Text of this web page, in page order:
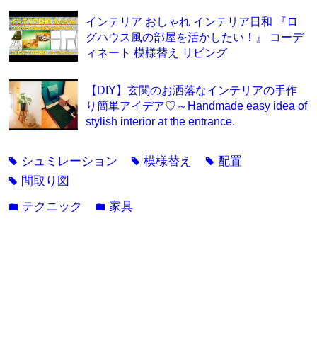
インテリア おしゃれ インテリア日和 『ロ
グハウス風の部屋を活かしたい！』 コーデ
ィネート 模様替え リビング
【DIY】玄関のお洒落なインテリアの手作
り簡単アイデア♡～Handmade easy idea of
stylish interior at the entrance.
tag シュミレーション tag模様替え tag 配置
tag 間取り図
folder テクニック folder 家具